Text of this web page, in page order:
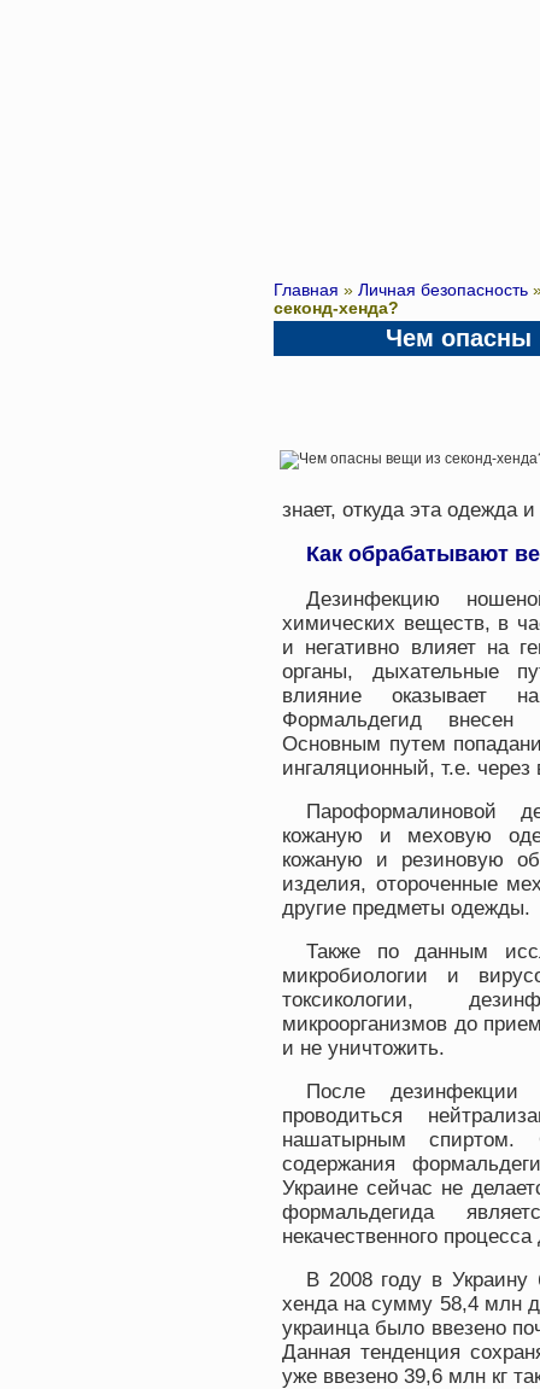
Главная » Личная безопасность
секонд-хенда?
Чем опасны
знает, откуда эта одежда
Как обрабатывают
Дезинфекцию
химических веществ, в
и негативно влияет на
органы, дыхательные
влияние оказывает
Формальдегид внесен
Основным путем
ингаляционный, т.е.
Пароформалиновой
кожаную и меховую
кожаную и резиновую
изделия, отороченные
другие предметы одежды.
Также по данным
микробиологии и
токсикологии,
микроорганизмов до
и не уничтожить.
После дезинфекции
проводиться
нашатырным спиртом.
содержания
Украине сейчас не
формальдегида
некачественного
В 2008 году в Украину
хенда на сумму 58,4 млн
украинца было ввезено
Данная тенденция
уже ввезено 39,6 млн кг